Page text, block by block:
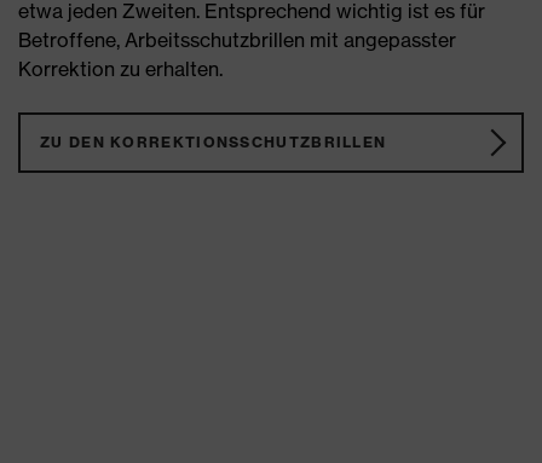
etwa jeden Zweiten. Entsprechend wichtig ist es für
Betroffene, Arbeitsschutzbrillen mit angepasster
Korrektion zu erhalten.
ZU DEN KORREKTIONSSCHUTZBRILLEN